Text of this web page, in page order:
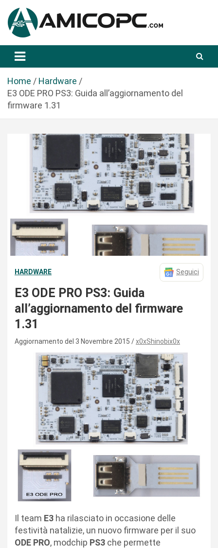
a
Amicopc.com
Home
Hardware
E3 ODE PRO PS3: Guida all’aggiornamento del
firmware 1.31
HARDWARE Seguici
E3 ODE PRO PS3: Guida
all’aggiornamento del firmware
1.31
Aggiornamento del 3 Novembre 2015 x0xShinobix0x
Il team E3 ha rilasciato in occasione delle
festività natalizie, un nuovo firmware per il suo
ODE PRO, modchip PS3 che permette